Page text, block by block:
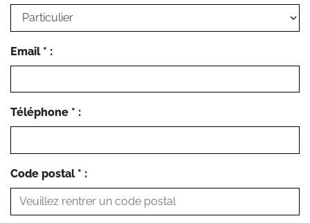
Email * :
Téléphone * :
Code postal * :